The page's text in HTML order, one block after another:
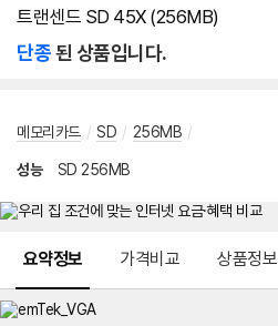
트랜센드 SD 45X (256MB)
단종된 상품입니다.
메모리카드 / SD / 256MB /
성능 SD 256MB
요약정보 가격비교 상품정보